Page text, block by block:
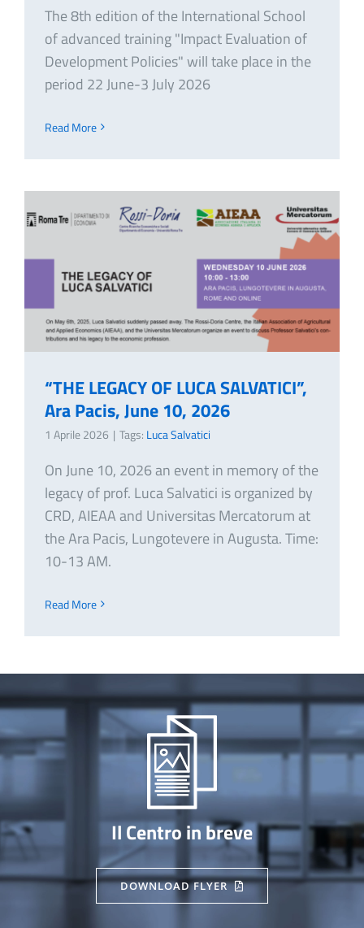
The 8th edition of the International School
of advanced training "Impact Evaluation of
Development Policies" will take place in the
period 22 June-3 July 2026
Read More
“THE LEGACY OF LUCA SALVATICI”,
Ara Pacis, June 10, 2026
1 Aprile 2026 | Tags: Luca Salvatici
On June 10, 2026 an event in memory of the
legacy of prof. Luca Salvatici is organized by
CRD, AIEAA and Universitas Mercatorum at
the Ara Pacis, Lungotevere in Augusta. Time:
10-13 AM.
Read More
Il Centro in breve
DOWNLOAD FLYER